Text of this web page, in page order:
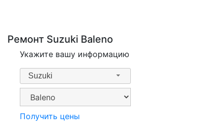
Ремонт Suzuki Baleno
Укажите вашу информацию
Suzuki
Получить цены